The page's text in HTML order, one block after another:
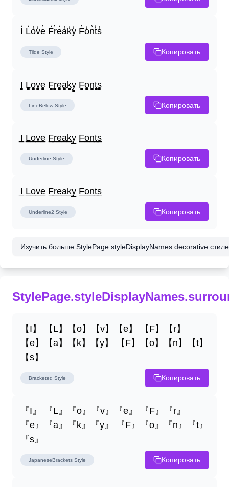
I̾ L̾o̾v̾e̾ F̾r̾e̾a̾k̾y̾ F̾o̾n̾t̾s̾
Tilde Style Копировать
I̳ L̳o̳v̳e̳ F̳r̳e̳a̳k̳y̳ F̳o̳n̳t̳s̳
LineBelow Style Копировать
I̲ L̲o̲v̲e̲ F̲r̲e̲a̲k̲y̲ F̲o̲n̲t̲s̲
Underline Style Копировать
I̲ L̲o̲v̲e̲ F̲r̲e̲a̲k̲y̲ F̲o̲n̲t̲s̲
Underline2 Style Копировать
Изучить больше StylePage.styleDisplayNames.decorative
【I】 【L】【o】【v】【e】 【F】【r】
【e】【a】【k】【y】 【F】【o】【n】【t】
【s】
Bracketed Style Копировать
『I』 『L』『o』『v』『e』 『F』『r』
『e』『a』『k』『y』 『F』『o』『n』『t』
『s』
JapaneseBrackets Style Копировать